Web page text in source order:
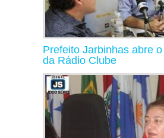
Prefeito Jarbinhas abre
da Rádio Clube